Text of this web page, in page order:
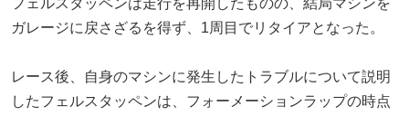
ガレージに戻さざるを得ず、1周目でリタイアとなった。
レース後、自身のマシンに発生したトラブルについて説明
したフェルスタッペンは、フォーメーションラップの時点